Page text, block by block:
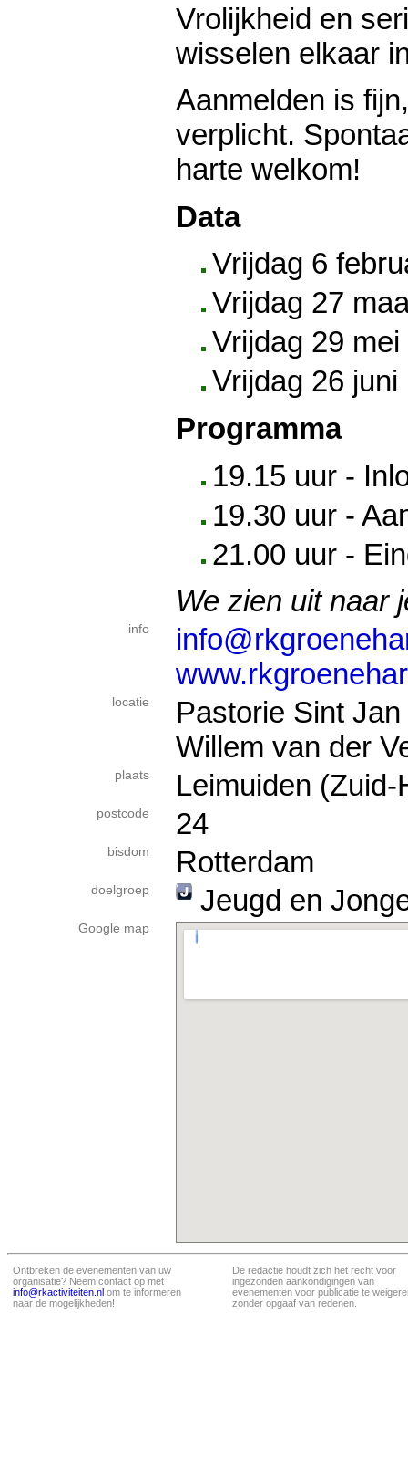
Vrolijkheid en
wisselen elkaar
Aanmelden is
verplicht.
harte welkom!
Data
Vrijdag 6
Vrijdag 27
Vrijdag 29 mei
Vrijdag 26 juni
Programma
19.15 uur -
19.30 uur -
21.00 uur -
We zien uit naar
info
locatie
Pastorie Sint
Willem van der
plaats Leimuiden (Zuid-
postcode 24
bisdom Rotterdam
doelgroep Jeugd en
Google map
Ontbreken de evenementen van uw
organisatie? Neem contact op met
info@rkactiviteiten.nl om te informeren
naar de mogelijkheden!
De redactie houdt zich het recht voor
ingezonden aankondigingen van
evenementen voor publicatie te
zonder opgaaf van redenen.